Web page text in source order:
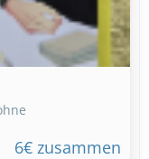
6€ zusammen